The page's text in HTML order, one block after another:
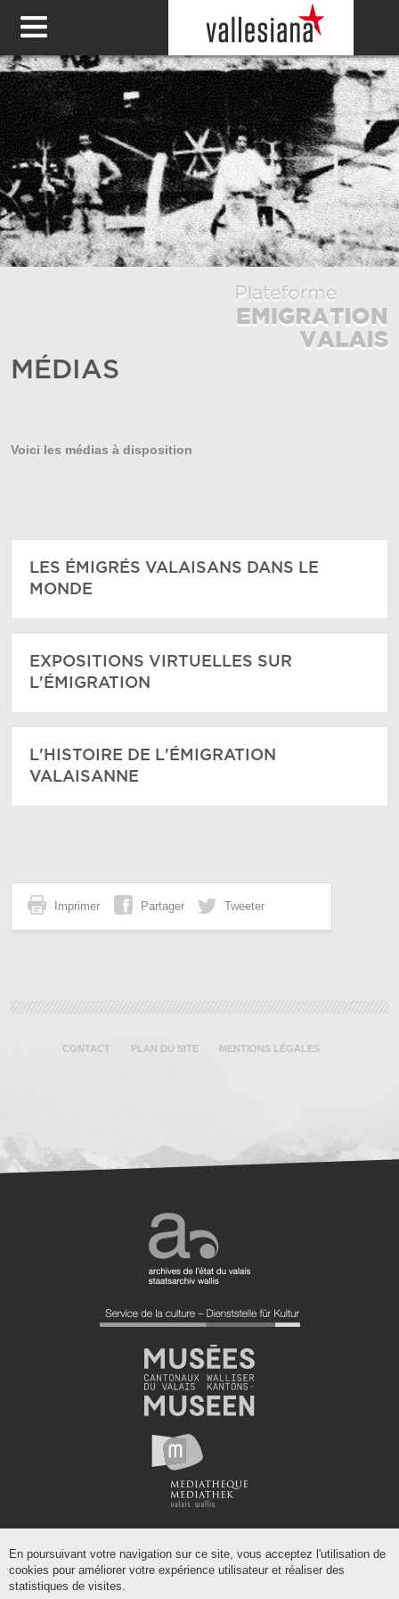
MÉDIAS
Voici les médias à disposition
LES ÉMIGRÉS VALAISANS DANS LE
MONDE
EXPOSITIONS VIRTUELLES SUR
L'ÉMIGRATION
L'HISTOIRE DE L'ÉMIGRATION
VALAISANNE
Imprimer Partager Tweeter
CONTACT PLAN DU SITE MENTIONS LÉGALES
En poursuivant votre navigation sur ce site, vous acceptez l'utilisation de
cookies pour améliorer votre expérience utilisateur et réaliser des
statistiques de visites.